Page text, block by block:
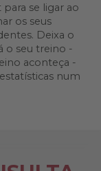
se ligar ao
os seus
Deixa o
o seu treino -
aconteça -
num